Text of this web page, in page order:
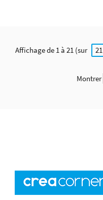
Affichage de 1 à 21 (sur 21
Montrer